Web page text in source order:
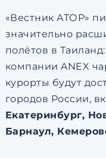
«Вестник АТОР»
значительно
полётов в
компании ANEX
курорты будут
городов России,
Екатеринбург,
Барнаул,